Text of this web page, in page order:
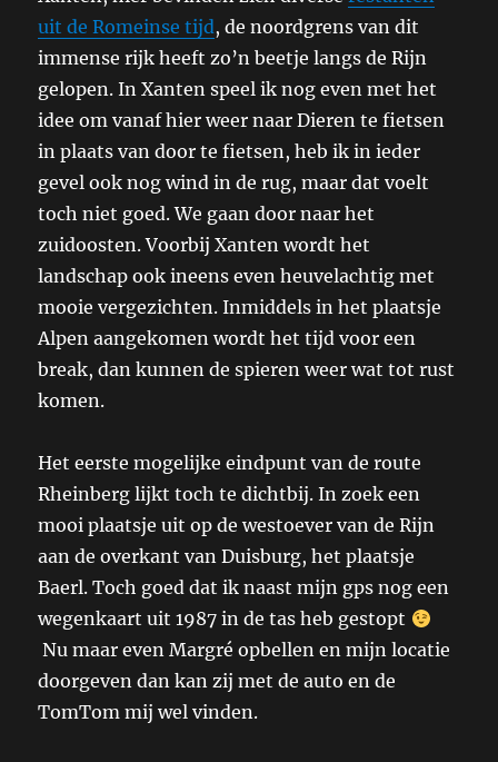
uit de Romeinse tijd, de noordgrens van dit
immense rijk heeft zo’n beetje langs de Rijn
gelopen. In Xanten speel ik nog even met het
idee om vanaf hier weer naar Dieren te fietsen
in plaats van door te fietsen, heb ik in ieder
gevel ook nog wind in de rug, maar dat voelt
toch niet goed. We gaan door naar het
zuidoosten. Voorbij Xanten wordt het
landschap ook ineens even heuvelachtig met
mooie vergezichten. Inmiddels in het plaatsje
Alpen aangekomen wordt het tijd voor een
break, dan kunnen de spieren weer wat tot rust
komen.
Het eerste mogelijke eindpunt van de route
Rheinberg lijkt toch te dichtbij. In zoek een
mooi plaatsje uit op de westoever van de Rijn
aan de overkant van Duisburg, het plaatsje
Baerl. Toch goed dat ik naast mijn gps nog een
wegenkaart uit 1987 in de tas heb gestopt
Nu maar even Margré opbellen en mijn locatie
doorgeven dan kan zij met de auto en de
TomTom mij wel vinden.